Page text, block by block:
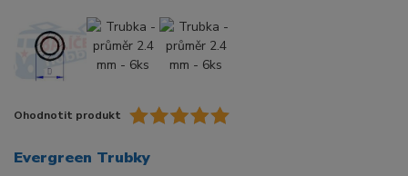
Ohodnotit produkt
Evergreen Trubky